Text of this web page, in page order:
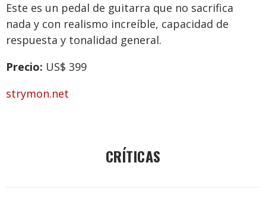
Este es un pedal de guitarra que no sacrifica
nada y con realismo increíble, capacidad de
respuesta y tonalidad general.
Precio: US$ 399
strymon.net
CRÍTICAS